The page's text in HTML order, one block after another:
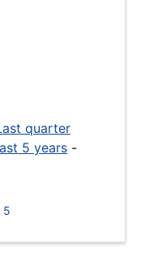
quarter
5 years -
5